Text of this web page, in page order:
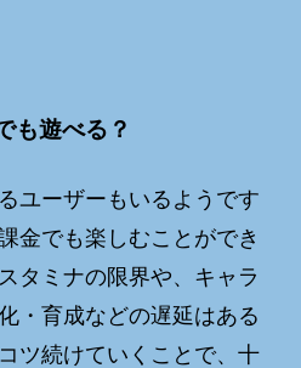
も遊べる？
ユーザーもいるようです
金でも楽しむことができ
タミナの限界や、キャラ
・育成などの遅延はある
ツ続けていくことで、十